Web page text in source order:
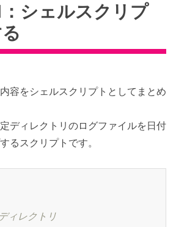
シェルスクリプ
容をシェルスクリプトとしてまとめ
ディレクトリのログファイルを日付
るスクリプトです。
ィレクトリ